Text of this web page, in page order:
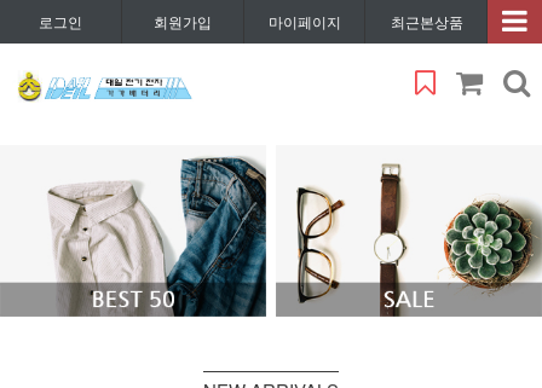
로그인 회원가입 마이페이지 최근본상품